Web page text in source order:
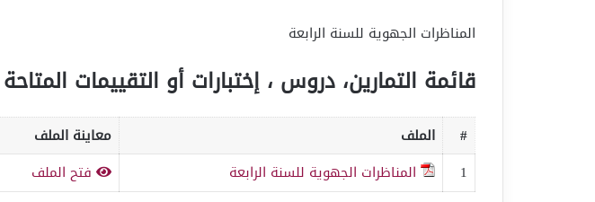
المناظرات الجهوية للسنة الرابعة
قائمة التمارين، دروس ، إختبارات أو التقييمات
# الملف معاينة الملف
1
المناظرات الجهوية للسنة الرابعة فتح الملف